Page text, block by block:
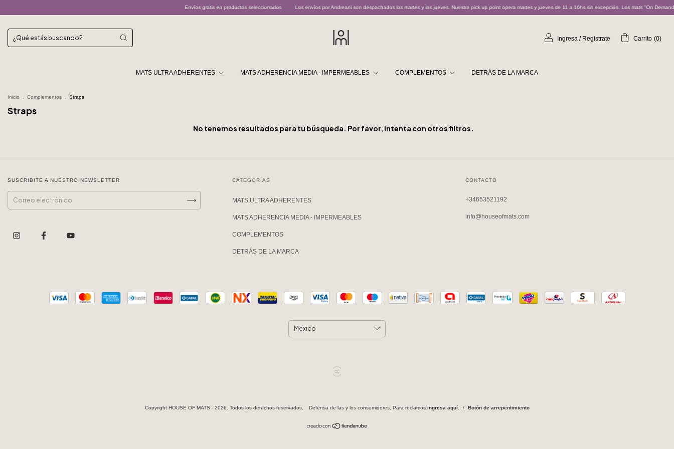
Envíos gratis en productos seleccionados Los envíos por Andreani son despachados los martes y los jueves. Nuestro pick up point opera martes y jueves de 11 a 16hs sin excepción. Los mats "On
Ingresa / Registrate Carrito (0)
MATS ULTRA ADHERENTES MATS ADHERENCIA MEDIA - IMPERMEABLES COMPLEMENTOS DETRÁS DE LA MARCA
Inicio Complementos Straps
Straps
No tenemos resultados para tu búsqueda. Por favor, intenta con otros filtros.
SUSCRIBITE A NUESTRO NEWSLETTER CATEGORÍAS
MATS ULTRA ADHERENTES
MATS ADHERENCIA MEDIA - IMPERMEABLES
COMPLEMENTOS
DETRÁS DE LA MARCA
CONTACTO
+34653521192
info@houseofmats.com
Copyright HOUSE OF MATS - 2026. Todos los derechos reservados. Defensa de las y los consumidores. Para reclamos ingresa aquí. / Botón de arrepentimiento